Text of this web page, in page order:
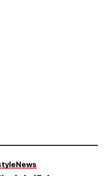
News